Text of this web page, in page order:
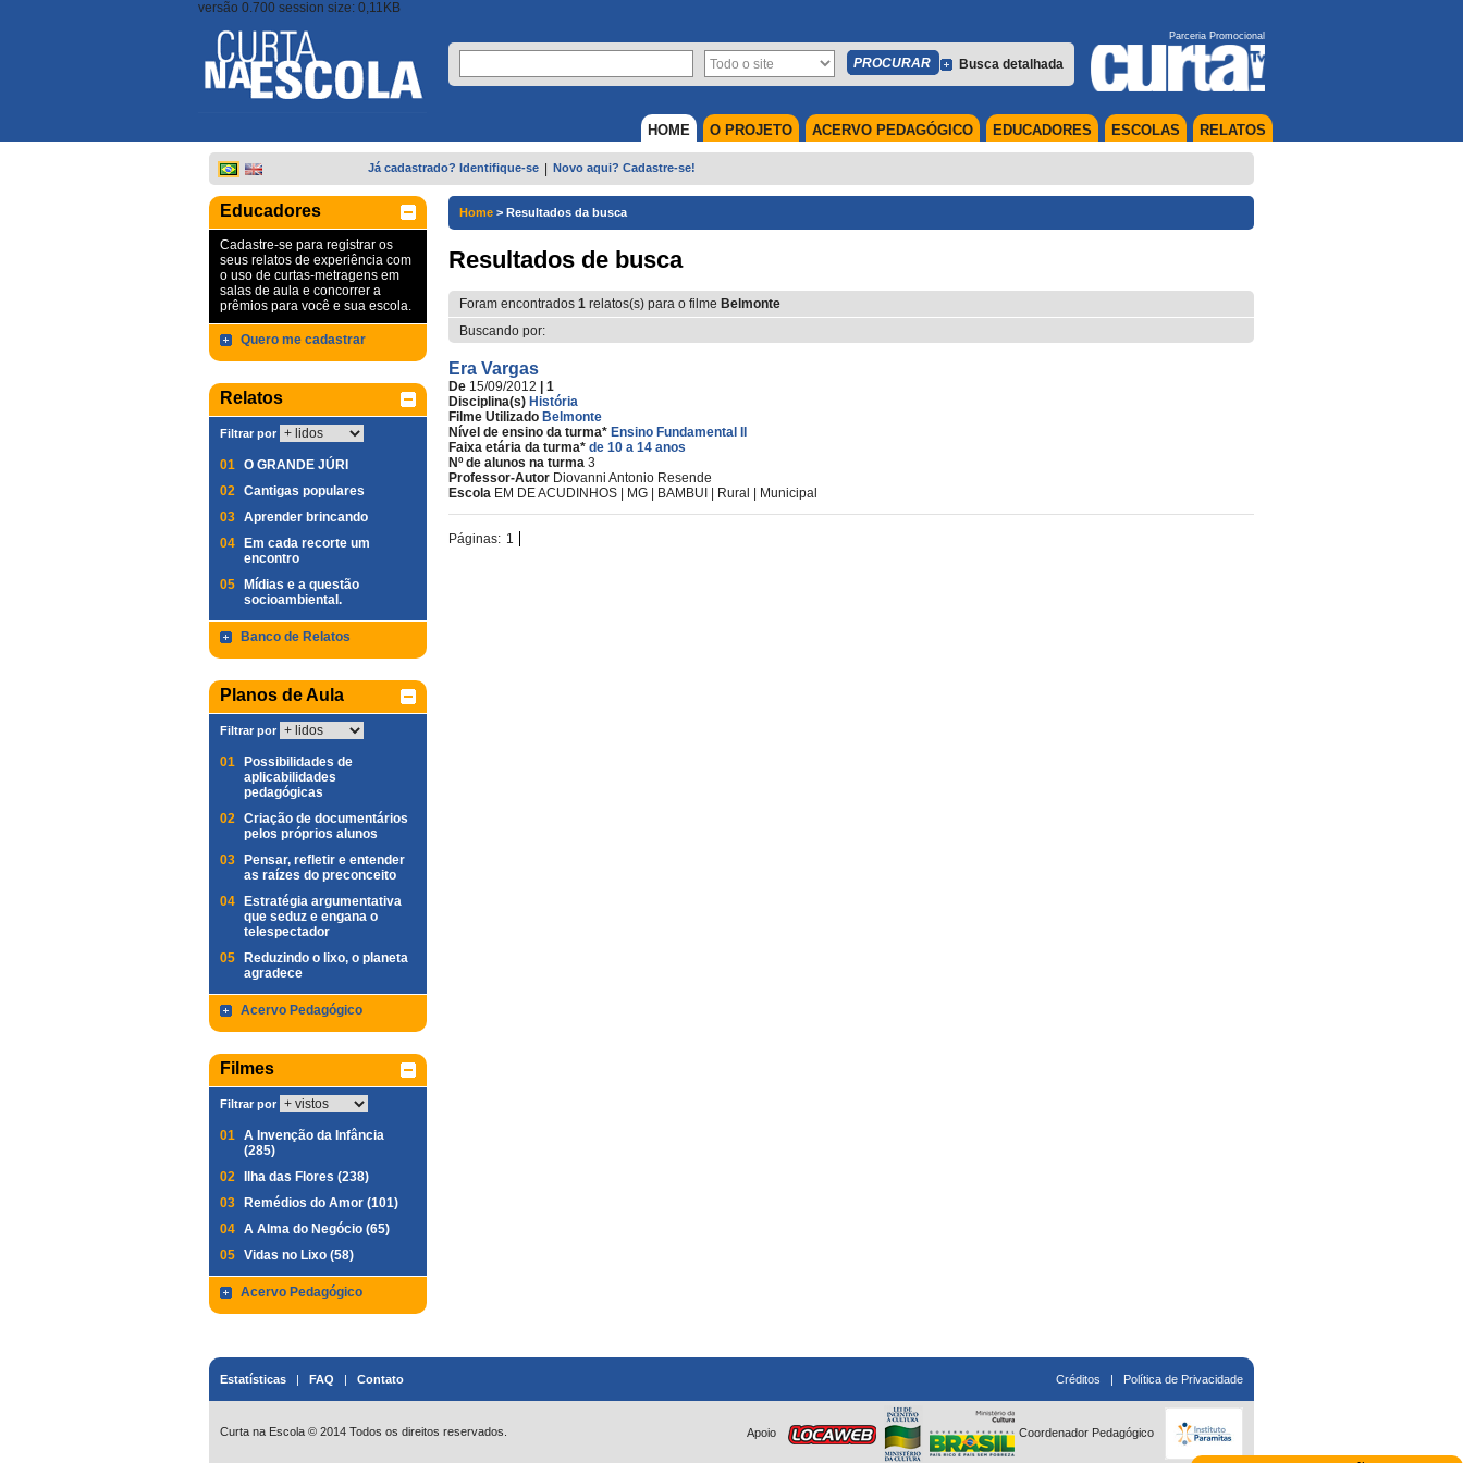
versão 0.700 session size: 0,11KB
Busca detalhada
Parceria Promocional
RELATOS
ESCOLAS
EDUCADORES
ACERVO PEDAGÓGICO
O PROJETO
HOME
Já cadastrado? Identifique-se Novo aqui? Cadastre-se!
Educadores
Cadastre-se para registrar os
seus relatos de experiência com
o uso de curtas-metragens em
salas de aula e concorrer a
prêmios para você e sua escola.
Quero me cadastrar
Relatos
Filtrar por
01 O GRANDE JÚRI
02 Cantigas populares
03 Aprender brincando
04
Em cada recorte um
encontro
05
Mídias e a questão
socioambiental.
Banco de Relatos
Planos de Aula
Filtrar por
01
Possibilidades de
aplicabilidades
pedagógicas
02 Criação de documentários
pelos próprios alunos
03
Pensar, refletir e entender
as raízes do preconceito
04
Estratégia argumentativa
que seduz e engana o
telespectador
05
Reduzindo o lixo, o planeta
agradece
Acervo Pedagógico
Filmes
Filtrar por
01 A Invenção da Infância
(285)
02
Ilha das Flores (238)
03
Remédios do Amor (101)
04 A Alma do Negócio (65)
05 Vidas no Lixo (58)
Acervo Pedagógico
Home > Resultados da busca
Resultados de busca
Foram encontrados 1 relatos(s) para o filme Belmonte
Buscando por:
Era Vargas
De 15/09/2012
| 1
Disciplina(s) História
Filme Utilizado Belmonte
Nível de ensino da turma* Ensino Fundamental II
Faixa etária da turma* de 10 a 14 anos
Nº de alunos na turma 3
Professor-Autor Diovanni Antonio Resende
Escola EM DE ACUDINHOS | MG | BAMBUI | Rural | Municipal
Páginas: 1
Estatísticas | FAQ | Contato Créditos | Política de Privacidade
Curta na Escola © 2014 Todos os direitos reservados. Apoio Coordenador Pedagógico